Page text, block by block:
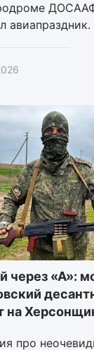
авиапраздник.
через «А»:
на
про